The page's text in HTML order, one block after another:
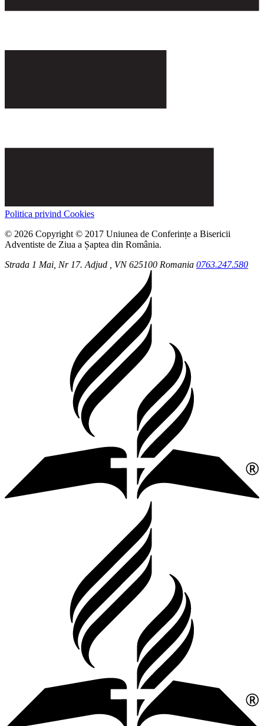
Politica privind Cookies
© 2026 Copyright © 2017 Uniunea de Conferințe a Bisericii
Adventiste de Ziua a Șaptea din România.
Strada 1 Mai, Nr 17.Adjud , VN 625100 Romania 0763.247.580